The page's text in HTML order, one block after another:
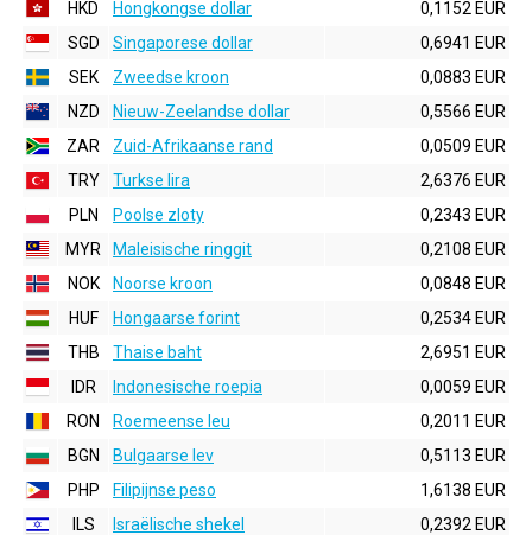
HKD
Hongkongse dollar
0,1152 EUR
SGD
Singaporese dollar
0,6941 EUR
SEK
Zweedse kroon
0,0883 EUR
NZD
Nieuw-Zeelandse dollar
0,5566 EUR
ZAR
Zuid-Afrikaanse rand
0,0509 EUR
TRY
Turkse lira
2,6376 EUR
PLN
Poolse zloty
0,2343 EUR
MYR
Maleisische ringgit
0,2108 EUR
NOK
Noorse kroon
0,0848 EUR
HUF
Hongaarse forint
0,2534 EUR
THB
Thaise baht
2,6951 EUR
IDR
Indonesische roepia
0,0059 EUR
RON
Roemeense leu
0,2011 EUR
BGN
Bulgaarse lev
0,5113 EUR
PHP
Filipijnse peso
1,6138 EUR
ILS
Israëlische shekel
0,2392 EUR